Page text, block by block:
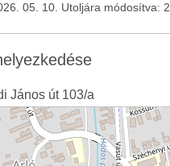
05. 10. Utoljára módosítva:
János út 103/a